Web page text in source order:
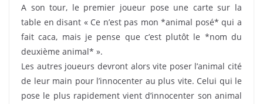
A son tour, le premier joueur pose une carte sur la
table en disant « Ce n’est pas mon *animal posé* qui a
fait caca, mais je pense que c’est plutôt le *nom du
deuxième animal* ».
Les autres joueurs devront alors vite poser l’animal cité
de leur main pour l’innocenter au plus vite. Celui qui le
pose le plus rapidement vient d’innocenter son animal